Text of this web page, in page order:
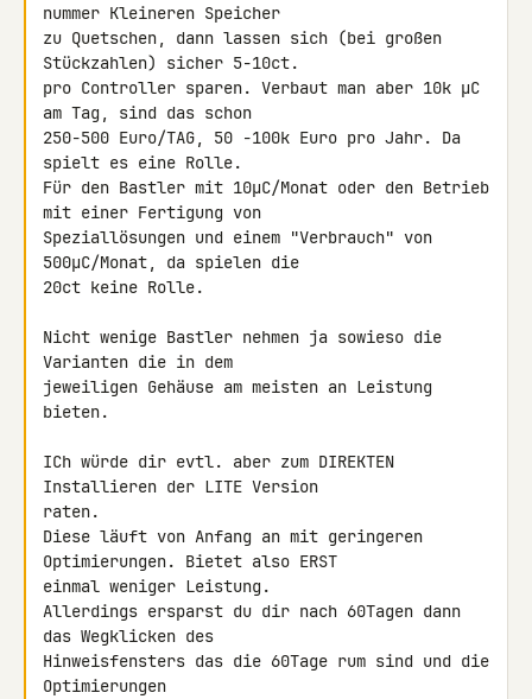
nummer Kleineren Speicher
zu Quetschen, dann lassen sich (bei großen
Stückzahlen) sicher 5-10ct.
pro Controller sparen. Verbaut man aber 10k µC
am Tag, sind das schon
250-500 Euro/TAG, 50 -100k Euro pro Jahr. Da
spielt es eine Rolle.
Für den Bastler mit 10µC/Monat oder den Betrieb
mit einer Fertigung von
Speziallösungen und einem "Verbrauch" von
500µC/Monat, da spielen die
20ct keine Rolle.
Nicht wenige Bastler nehmen ja sowieso die
Varianten die in dem
jeweiligen Gehäuse am meisten an Leistung
bieten.
ICh würde dir evtl. aber zum DIREKTEN
Installieren der LITE Version
raten.
Diese läuft von Anfang an mit geringeren
Optimierungen. Bietet also ERST
einmal weniger Leistung.
Allerdings ersparst du dir nach 60Tagen dann
das Wegklicken des
Hinweisfensters das die 60Tage rum sind und die
Optimierungen